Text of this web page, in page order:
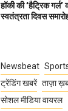
हॉकी की ‘हैट्रिक
स्वतंत्रता दिवस
Newsbeat
ट्रेंडिंग खबरें ताज़ा
सोशल मीडिया वायरल